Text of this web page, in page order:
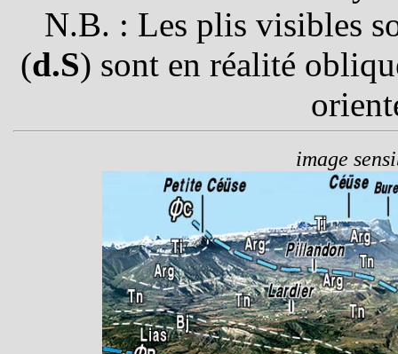
N.B. : Les plis visibles
(d.S) sont en réalité
image